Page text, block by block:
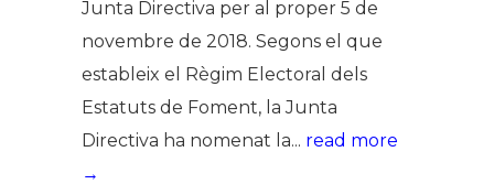
Junta Directiva per al proper 5 de
novembre de 2018. Segons el que
estableix el Règim Electoral dels
Estatuts de Foment, la Junta
Directiva ha nomenat la... read more
→